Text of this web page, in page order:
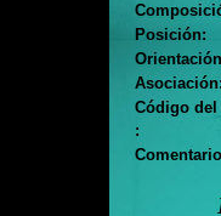
Posición:
Asociación:
Código
: